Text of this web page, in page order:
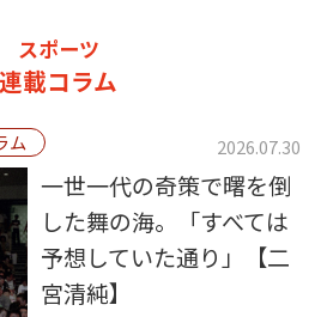
スポーツ
連載コラム
ム 2026.07.30
一世一代の奇策で曙を倒
した舞の海。「すべては
予想していた通り」【二
宮清純】